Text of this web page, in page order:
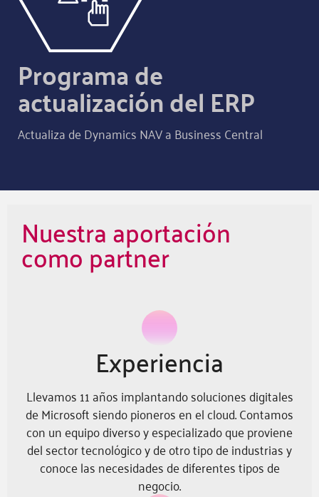
Programa de
actualización del ERP
Actualiza de Dynamics NAV a Business Central
Nuestra aportación
como partner
Experiencia
Llevamos 11 años implantando soluciones digitales
de Microsoft siendo pioneros en el cloud. Contamos
con un equipo diverso y especializado que proviene
del sector tecnológico y de otro tipo de industrias y
conoce las necesidades de diferentes tipos de
negocio.